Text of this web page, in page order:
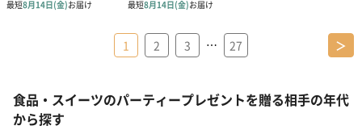
1 2 3 … 27 ＞
食品・スイーツのパーティープレゼントを贈る相手の年代
から探す